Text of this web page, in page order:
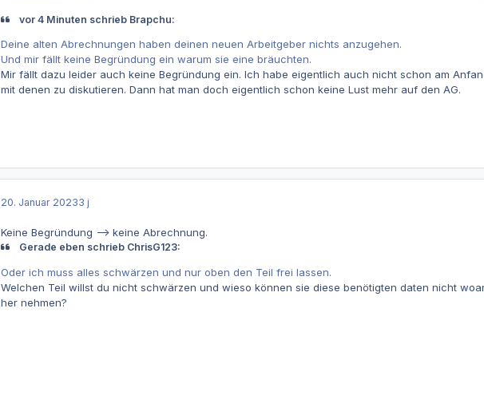
vor 4 Minuten schrieb Brapchu:
Deine alten Abrechnungen haben deinen neuen Arbeitgeber nichts anzugehen.
Und mir fällt keine Begründung ein warum sie eine bräuchten.
Mir fällt dazu leider auch keine Begründung ein. Ich habe eigentlich auch nicht schon am
mit denen zu diskutieren. Dann hat man doch eigentlich schon keine Lust mehr auf den AG.
20. Januar 20233 j
Keine Begründung --> keine Abrechnung.
Gerade eben schrieb ChrisG123:
Oder ich muss alles schwärzen und nur oben den Teil frei lassen.
Welchen Teil willst du nicht schwärzen und wieso können sie diese benötigten daten nicht
her nehmen?